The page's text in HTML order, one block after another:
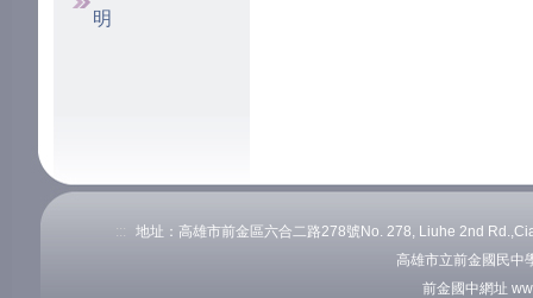
明
:::
地址：高雄市前金區六合二路278號No. 278, Liuhe 2nd
高雄市立前金國民中
前金國中網址